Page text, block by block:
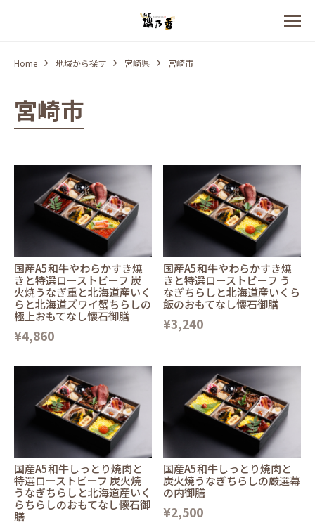
Home 地域から探す 宮崎県 宮崎市
宮崎市
国産A5和牛やわらかすき焼
きと特選ローストビーフ 炭
火焼うなぎ重と北海道産いく
らと北海道ズワイ蟹ちらしの
極上おもてなし懐石御膳
¥4,860
国産A5和牛やわらかすき焼
きと特選ローストビーフ う
なぎちらしと北海道産いくら
飯のおもてなし懐石御膳
¥3,240
国産A5和牛しっとり焼肉と
特選ローストビーフ 炭火焼
うなぎちらしと北海道産いく
らちらしのおもてなし懐石御
膳
国産A5和牛しっとり焼肉と
炭火焼うなぎちらしの厳選幕
の内御膳
¥2,500